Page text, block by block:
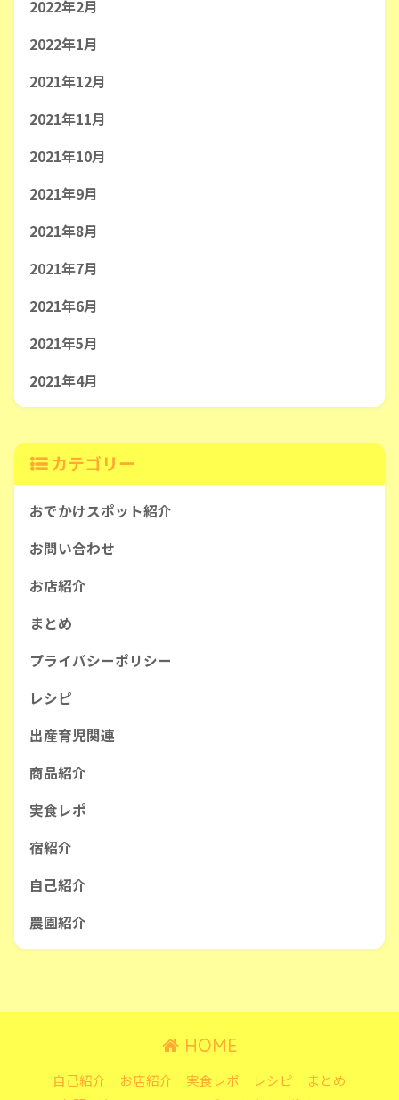
2022年2月
2022年1月
2021年12月
2021年11月
2021年10月
2021年9月
2021年8月
2021年7月
2021年6月
2021年5月
2021年4月
カテゴリー
おでかけスポット紹介
お問い合わせ
お店紹介
まとめ
プライバシーポリシー
レシピ
出産育児関連
商品紹介
実食レポ
宿紹介
自己紹介
農園紹介
HOME
自己紹介 お店紹介 実食レポ レシピ
まとめ